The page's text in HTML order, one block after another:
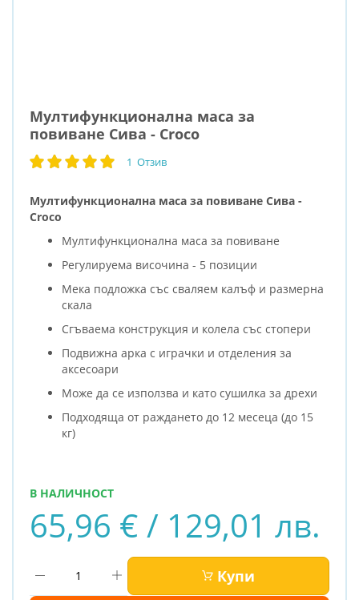
Мултифункционална маса за
повиване Сива - Croco
рейтинг: 1 Отзив
Мултифункционална маса за повиване Сива -
Croco
Мултифункционална маса за повиване
Регулируема височина - 5 позиции
Мека подложка със сваляем калъф и размерна
скала
Сгъваема конструкция и колела със стопери
Подвижна арка с играчки и отделения за
аксесоари
Може да се използва и като сушилка за дрехи
Подходяща от раждането до 12 месеца (до 15
кг)
65,96 € / 129,01 лв.
В НАЛИЧНОСТ
Купи